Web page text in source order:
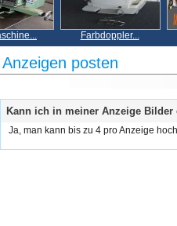
Farbdoppler...
Anzeigen posten
Kann ich in meiner Anzeige Bilder
Ja, man kann bis zu 4 pro Anzeige